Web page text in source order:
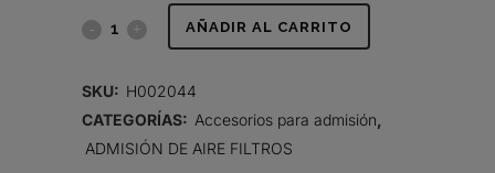
PREFILTRO,
quantity
AÑADIR AL CARRITO
SKU: H002044
CATEGORÍAS: Accesorios para admisión
ADMISIÓN DE AIRE FILTROS